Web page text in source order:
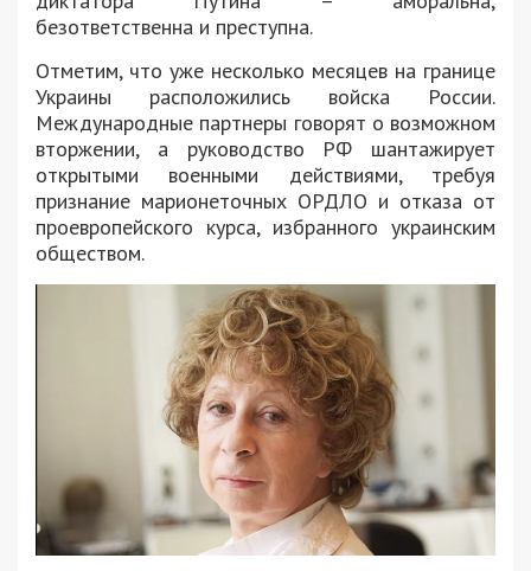
безответственна и преступна.
Отметим, что уже несколько месяцев на границе
Украины расположились войска России.
Международные партнеры говорят о возможном
вторжении, а руководство РФ шантажирует
открытыми военными действиями, требуя
признание марионеточных ОРДЛО и отказа от
проевропейского курса, избранного украинским
обществом.